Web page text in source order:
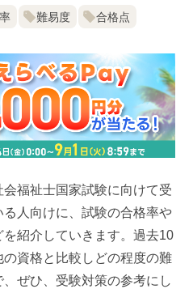
難易度 合格点
福祉士国家試験に向けて受
人向けに、試験の合格率や
紹介していきます。過去10
資格と比較しどの程度の難
ぜひ、受験対策の参考にし